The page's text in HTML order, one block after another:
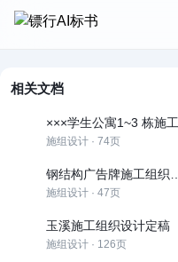
相关文档
施组设计 · 74页
施组设计 · 47页
玉溪施工组织设计定稿
施组设计 · 126页